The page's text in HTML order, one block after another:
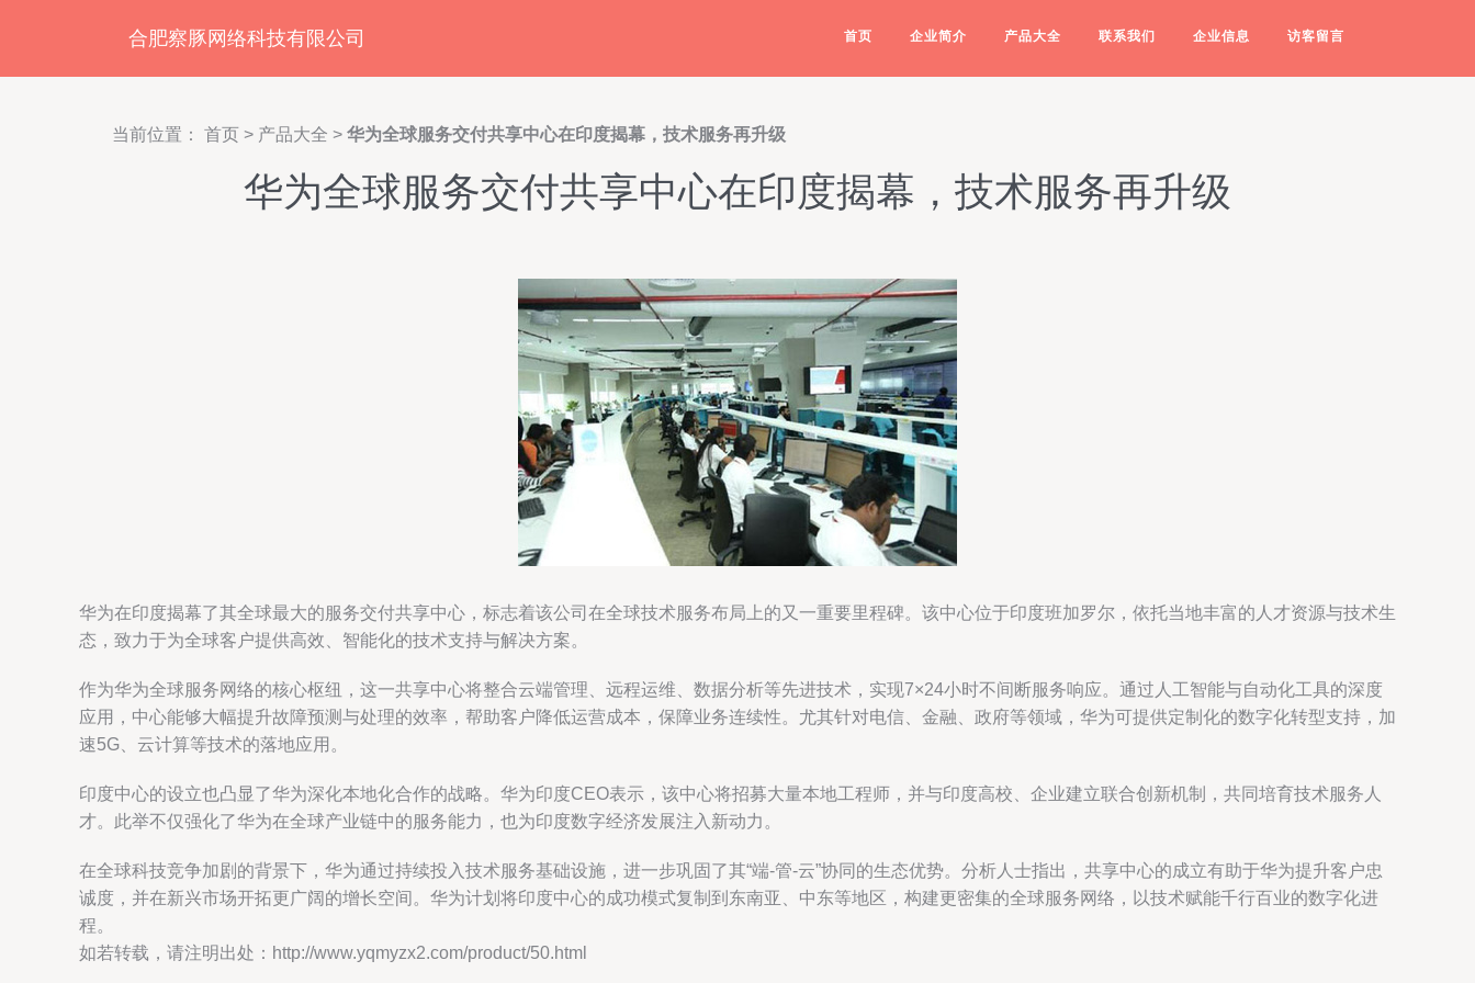
合肥察豚网络科技有限公司 首页 企业简介 产品大全 联系我们 企业信息 访客留言
当前位置： 首页 > 产品大全 > 华为全球服务交付共享中心在印度揭幕，技术服务再升级
华为全球服务交付共享中心在印度揭幕，技术服务再升级
华为在印度揭幕了其全球最大的服务交付共享中心，标志着该公司在全球技术服务布局上的又一重要里程碑。该中心位于印度班加罗尔，依托当地丰富的人才资源与技术生
态，致力于为全球客户提供高效、智能化的技术支持与解决方案。
作为华为全球服务网络的核心枢纽，这一共享中心将整合云端管理、远程运维、数据分析等先进技术，实现7×24小时不间断服务响应。通过人工智能与自动化工具的深度
应用，中心能够大幅提升故障预测与处理的效率，帮助客户降低运营成本，保障业务连续性。尤其针对电信、金融、政府等领域，华为可提供定制化的数字化转型支持，加
速5G、云计算等技术的落地应用。
印度中心的设立也凸显了华为深化本地化合作的战略。华为印度CEO表示，该中心将招募大量本地工程师，并与印度高校、企业建立联合创新机制，共同培育技术服务人
才。此举不仅强化了华为在全球产业链中的服务能力，也为印度数字经济发展注入新动力。
在全球科技竞争加剧的背景下，华为通过持续投入技术服务基础设施，进一步巩固了其“端-管-云”协同的生态优势。分析人士指出，共享中心的成立有助于华为提升客户忠
诚度，并在新兴市场开拓更广阔的增长空间。华为计划将印度中心的成功模式复制到东南亚、中东等地区，构建更密集的全球服务网络，以技术赋能千行百业的数字化进
程。
如若转载，请注明出处：http://www.yqmyzx2.com/product/50.html